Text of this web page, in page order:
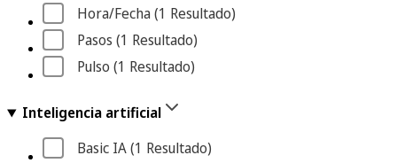
Hora/Fecha (1 Resultado)
Pasos (1 Resultado)
Pulso (1 Resultado)
Inteligencia artificial
Basic IA (1 Resultado)